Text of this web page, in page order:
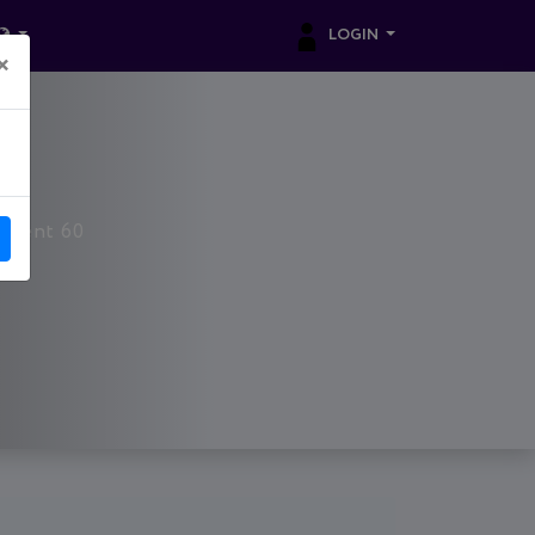
LOGIN
60